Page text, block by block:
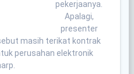
pekerjaanya.
Apalagi,
presenter
masih terikat kontrak
perusahan elektronik